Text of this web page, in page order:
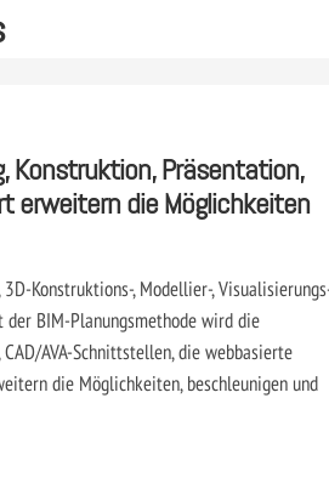
Konstruktion, Präsentation,
erweitern die Möglichkeiten
Konstruktions-, Modellier-,
der BIM-Planungsmethode wird die
AVA-­Schnittstellen, die webbasierte
die Möglichkeiten, beschleunigen und